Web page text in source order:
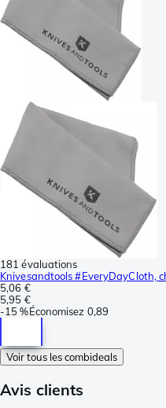
181 évaluations
Knivesandtools #EveryDayCloth,
5,06 €
5,95 €
-15 %Économisez 0,89
Voir tous les combideals
Avis clients